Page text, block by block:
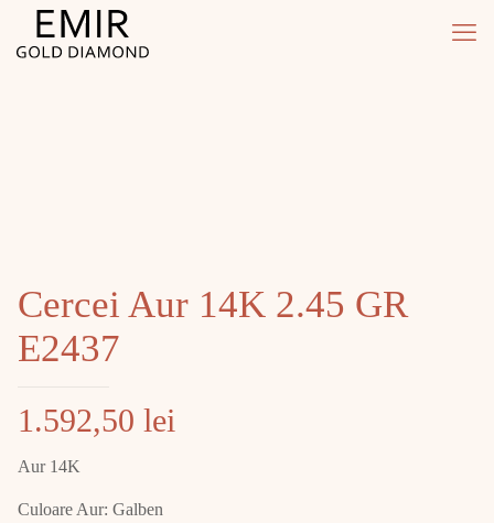
Cercei Aur 14K 2.45 GR
E2437
1.592,50 lei
Aur 14K
Culoare Aur: Galben